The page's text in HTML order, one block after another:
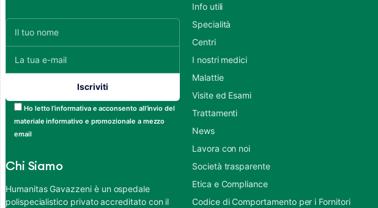
Ho letto l’informativa e acconsento all’invio del
materiale informativo e promozionale a mezzo
email
Chi Siamo
Humanitas Gavazzeni è un ospedale
polispecialistico privato accreditato con il
Info utili
Specialità
Centri
I nostri medici
Malattie
Visite ed Esami
Trattamenti
News
Lavora con noi
Società trasparente
Etica e Compliance
Codice di Comportamento per i Fornitori